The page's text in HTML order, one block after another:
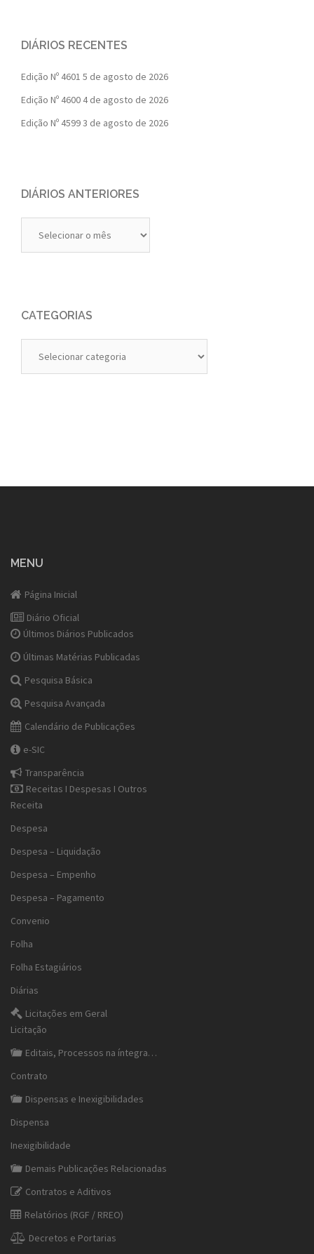
DIÁRIOS RECENTES
Edição Nº 4601 5 de agosto de 2026
Edição Nº 4600 4 de agosto de 2026
Edição Nº 45993 de agosto de 2026
DIÁRIOS ANTERIORES
Anteriores
CATEGORIAS
MENU
Página Inicial
Diário Oficial
Últimos Diários Publicados
Últimas Matérias Publicadas
Pesquisa Básica
Pesquisa Avançada
Calendário de Publicações
e-SIC
Transparência
Receitas I Despesas I Outros
Receita
Despesa
Despesa – Liquidação
Despesa – Empenho
Despesa – Pagamento
Convenio
Folha
Folha Estagiários
Diárias
Licitações em Geral
Licitação
Editais, Processos na íntegra…
Contrato
Dispensas e Inexigibilidades
Dispensa
Inexigibilidade
Demais Publicações Relacionadas
Contratos e Aditivos
Relatórios (RGF / RREO)
Decretos e Portarias